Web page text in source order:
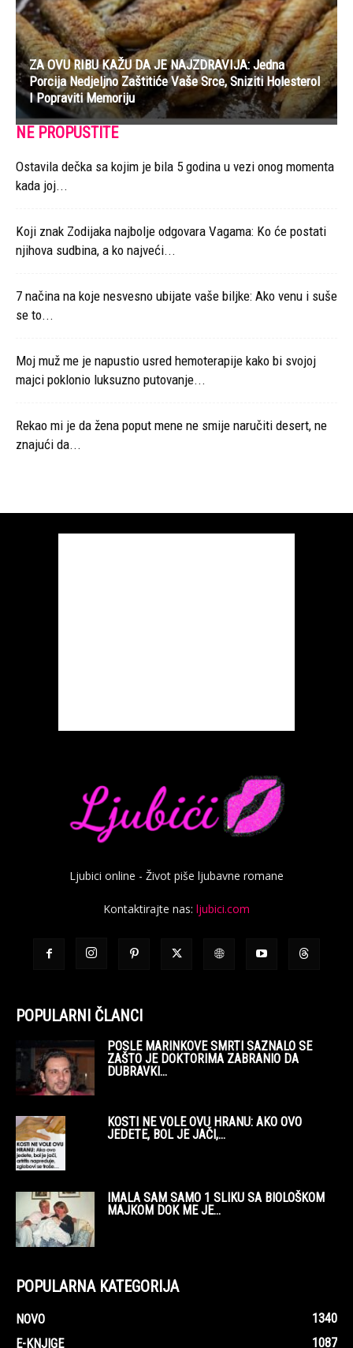
ZA OVU RIBU KAŽU DA JE NAJZDRAVIJA: Jedna
Porcija Nedjeljno Zaštitiće Vaše Srce, Sniziti Holesterol
I Popraviti Memoriju
NE PROPUSTITE
Ostavila dečka sa kojim je bila 5 godina u vezi onog momenta
kada joj...
Koji znak Zodijaka najbolje odgovara Vagama: Ko će postati
njihova sudbina, a ko najveći...
7 načina na koje nesvesno ubijate vaše biljke: Ako venu i suše
se to...
Moj muž me je napustio usred hemoterapije kako bi svojoj
majci poklonio luksuzno putovanje...
Rekao mi je da žena poput mene ne smije naručiti desert, ne
znajući da...
Ljubici online - Život piše ljubavne romane
Kontaktirajte nas: ljubici.com
POPULARNI ČLANCI
POSLE MARINKOVE SMRTI SAZNALO SE
ZAŠTO JE DOKTORIMA ZABRANIO DA
DUBRAVKI...
KOSTI NE VOLE OVU HRANU: AKO OVO
JEDETE, BOL JE JAČI,...
IMALA SAM SAMO 1 SLIKU SA BIOLOŠKOM
MAJKOM DOK ME JE...
POPULARNA KATEGORIJA
NOVO
1340
E-KNJIGE
1087